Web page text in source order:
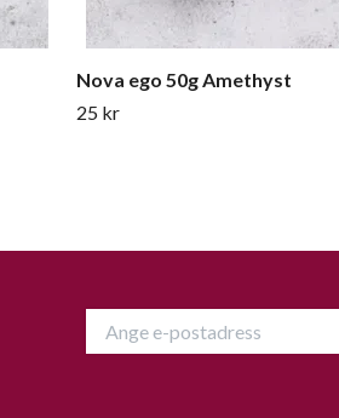
Nova ego 50g Amethyst
25 kr